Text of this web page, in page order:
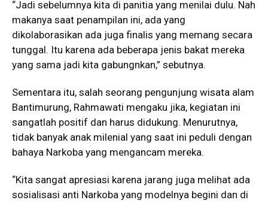
“Jadi sebelumnya kita di panitia yang menilai dulu. Nah
makanya saat penampilan ini, ada yang
dikolaborasikan ada juga finalis yang memang secara
tunggal. Itu karena ada beberapa jenis bakat mereka
yang sama jadi kita gabungnkan,” sebutnya.
Sementara itu, salah seorang pengunjung wisata alam
Bantimurung, Rahmawati mengaku jika, kegiatan ini
sangatlah positif dan harus didukung. Menurutnya,
tidak banyak anak milenial yang saat ini peduli dengan
bahaya Narkoba yang mengancam mereka.
“Kita sangat apresiasi karena jarang juga melihat ada
sosialisasi anti Narkoba yang modelnya begini dan di